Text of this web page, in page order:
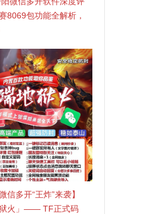
8069包功能全解析，
定版上架，激活认准
信多开“王炸”来袭】
狱火」—— TF正式码